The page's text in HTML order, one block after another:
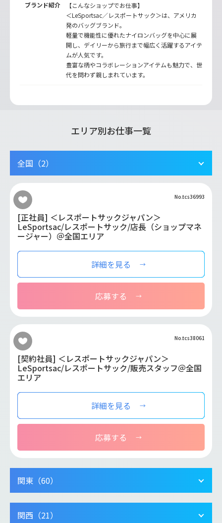
ブランド紹介
【こんなショップでお仕事】
＜LeSportsac／レスポートサック＞は、アメリカ
発のバッグブランド。
軽量で機能性に優れたナイロンバッグを中心に展
開し、デイリーから旅行まで幅広く活躍するアイテ
ムが人気です。
豊富な柄やコラボレーションアイテムも魅力で、世
代を問わず親しまれています。
エリア別お仕事一覧
全国（2）
No.tcs36993
[正社員] ＜レスポートサックジャパン＞
LeSportsac/レスポートサック/店長（ショップマネ
ージャー）＠全国エリア
詳細を見る
応募する
No.tcs38061
[契約社員] ＜レスポートサックジャパン＞
LeSportsac/レスポートサック/販売スタッフ＠全国
エリア
詳細を見る
応募する
関東（60）
関西（21）